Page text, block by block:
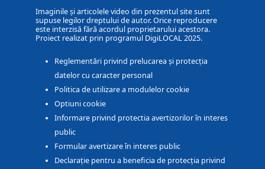
Imaginile și articolele video din prezentul site sunt
supuse legilor dreptului de autor. Orice reproducere
este interzisă fără acordul proprietarului acestora.
Proiect realizat prin programul DigiLOCAL 2025.
Reglementări privind prelucarea și protecția
datelor cu caracter personal
Politica de utilizare a modulelor cookie
Optiuni cookie
Informare privind protectia avertizorilor în interes
public
Formular avertizare în interes public
Declarație pentru a beneficia de protecția privind